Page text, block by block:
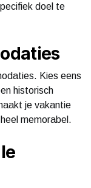
doel te
Kies eens
historisch
je vakantie
memorabel.